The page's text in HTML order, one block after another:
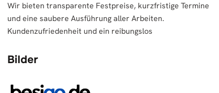
Wir bieten transparente Festpreise, kurzfristige Termine
und eine saubere Ausführung aller Arbeiten.
Kundenzufriedenheit und ein reibungslos
Bilder